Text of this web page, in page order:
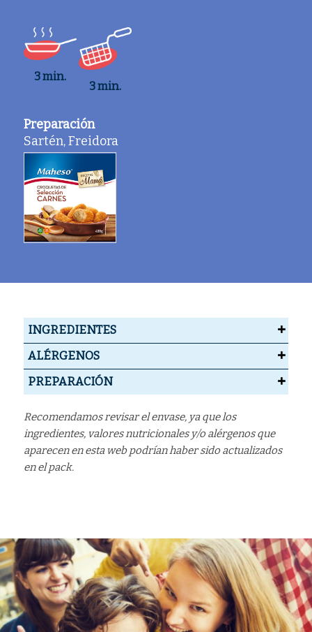
3 min.
3 min.
Preparación
Sartén, Freidora
INGREDIENTES
ALÉRGENOS
PREPARACIÓN
Recomendamos revisar el envase, ya que los
ingredientes, valores nutricionales y/o alérgenos que
aparecen en esta web podrían haber sido actualizados
en el pack.